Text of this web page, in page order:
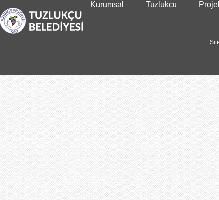
Kurumsal Tuzlukcu